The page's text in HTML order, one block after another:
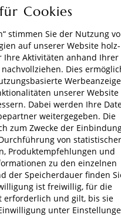
Impressum
zzgl.Versandkosten.
Cookies
stimmen Sie der Nutzung
auf unserer Website holz-
Ihre Aktivitäten anhand Ihrer
Dies
unserer Website
Dabei werden Ihre
weitergegeben. Die
zum Zwecke der
von statistischer
Produktempfehlungen und
zu den einzelnen
der Speicherdauer finden
ist freiwillig, für die
erforderlich und gilt, bis sie
unter